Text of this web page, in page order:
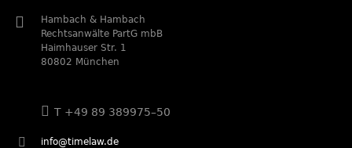
Hambach & Hambach
Rechtsanwälte PartG mbB
Haimhauser Str. 1
80802 München
T +49 89 389975–50
info@timelaw.de